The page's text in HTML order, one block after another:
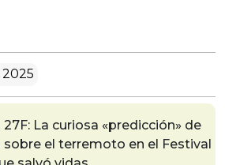
2025
27F: La curiosa «predicción» de
sobre el terremoto en el Festival